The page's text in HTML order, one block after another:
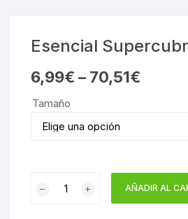
Esencial
6,99€ – 70,51€
Tamaño
Supercubriente
AÑADIR AL